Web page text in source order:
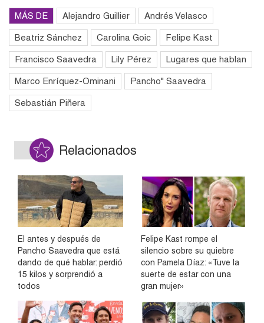
MÁS DE Alejandro Guillier Andrés Velasco
Beatriz Sánchez Carolina Goic Felipe Kast
Francisco Saavedra Lily Pérez Lugares que hablan
Marco Enríquez-Ominani Pancho" Saavedra
Sebastián Piñera
Relacionados
El antes y después de
Pancho Saavedra que está
dando de qué hablar: perdió
15 kilos y sorprendió a
todos
Felipe Kast rompe el
silencio sobre su quiebre
con Pamela Díaz: «Tuve la
suerte de estar con una
gran mujer»